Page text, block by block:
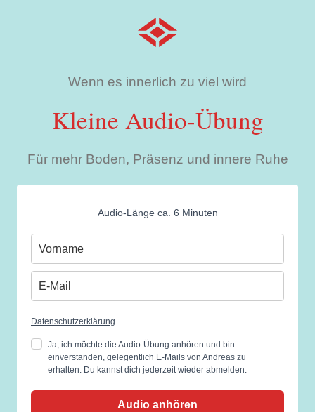
Wenn es innerlich zu viel wird
Kleine Audio-Übung
Für mehr Boden, Präsenz und innere Ruhe
Audio-Länge ca. 6 Minuten
Datenschutzerklärung
Ja, ich möchte die Audio-Übung anhören und bin
einverstanden, gelegentlich E-Mails von Andreas zu
erhalten. Du kannst dich jederzeit wieder abmelden.
Audio anhören